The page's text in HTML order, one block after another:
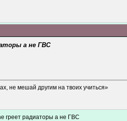
а не ГВС
не мешай другим на твоих учиться»
греет радиаторы а не ГВС